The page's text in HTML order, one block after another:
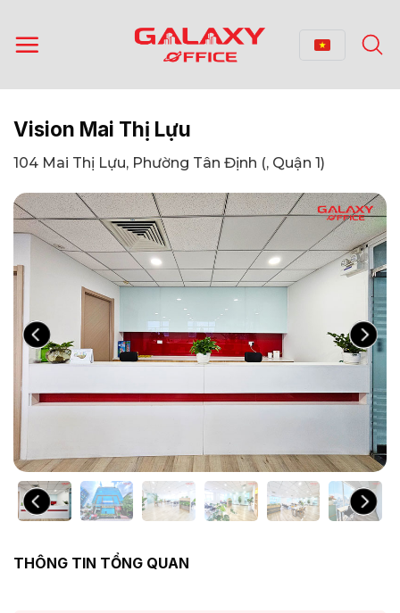
qua
nội
Vision Mai Thị Lựu
104 Mai Thị Lựu, Phường Tân Định (, Quận 1)
THÔNG TIN TỔNG QUAN